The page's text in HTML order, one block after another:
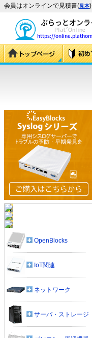
会員はオンラインで見積書(見本
OpenBlocks
IoT関連
ネットワーク
サーバ・ストレージ